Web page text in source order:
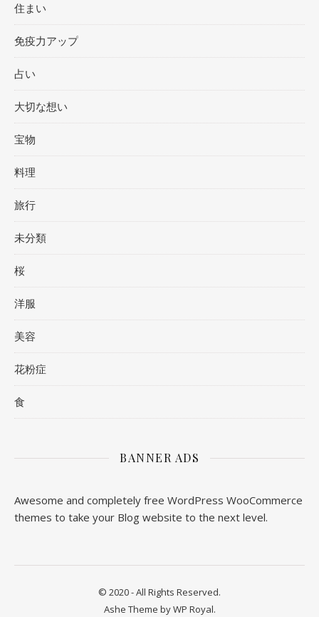
住まい
免疫力アップ
占い
大切な想い
宝物
料理
旅行
未分類
桜
洋服
美容
花粉症
食
BANNER ADS
Awesome and completely free WordPress WooCommerce
themes to take your Blog website to the next level.
© 2020 - All Rights Reserved.
Ashe Theme byWP Royal.